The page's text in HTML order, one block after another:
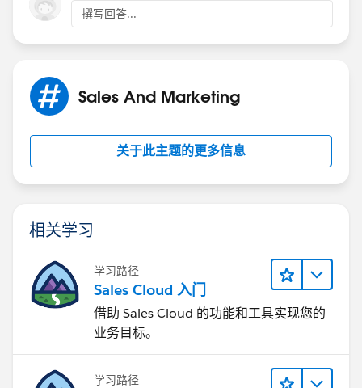
撰写回答...
Sales And Marketing
关于此主题的更多信息
相关学习
学习路径
Sales Cloud 入门
借助 Sales Cloud 的功能和工具实现您的
业务目标。
学习路径